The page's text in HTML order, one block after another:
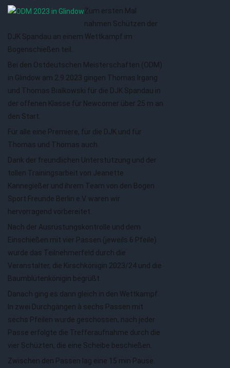
Zum ersten Mal
nahmen Schützen der
DJK Spandau an einem Wettkampf im
Bogenschießen teil.
Bei den Ostdeutschen Meisterschaften (ODM)
in Glindow am 2.9.2023 gingen Thomas Irgang
und Thomas Bialkowski für die DJK Spandau in
der offenen Klasse für Newcomer über 25 m an
den Start.
Für alle eine Premiere, für die DJK und für
Thomas und Thomas auch.
Dank der freundlichen Unterstützung und der
tollen Trainingsarbeit von Jeanette
Kannegießer und ihrem Team von den Bogen
Sport Freunde Berlin e.V. waren wir
hervorragend vorbereitet.
Nach der Ausrüstungskontrolle und dem
Einschießen mit vier Passen (jeweils 6 Pfeile)
wurde das Teilnehmerfeld durch die
Veranstalter, die Kirschkönigin 2023/24 und die
Baumblütenkönigin begrüßt.
Danach ging es dann gleich in den Wettkampf.
In zwei Durchgängen à sechs Passen mit
sechs Pfeilen wurde geschossen, nach jeder
Passe erfolgte die Trefferaufnahme durch die
vier Schüzten, die eine Scheibe beschießen.
Zwischen den Passen lag eine 15 min Pause.